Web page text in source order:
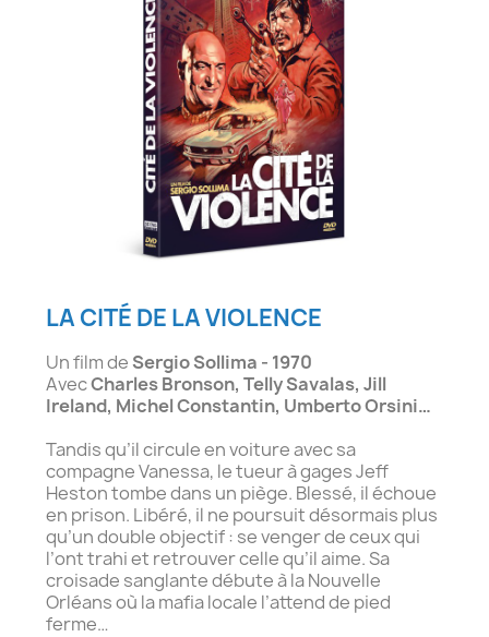
LA CITÉ DE LA VIOLENCE
Un film deSergio Sollima - 1970
AvecCharles Bronson, Telly Savalas, Jill
Ireland, Michel Constantin, Umberto Orsini…
Tandis qu’il circule en voiture avec sa
compagne Vanessa, le tueur à gages Jeff
Heston tombe dans un piège. Blessé, il échoue
en prison. Libéré, il ne poursuit désormais plus
qu’un double objectif : se venger de ceux qui
l’ont trahi et retrouver celle qu’il aime. Sa
croisade sanglante débute à la Nouvelle
Orléans où la mafia locale l’attend de pied
ferme…